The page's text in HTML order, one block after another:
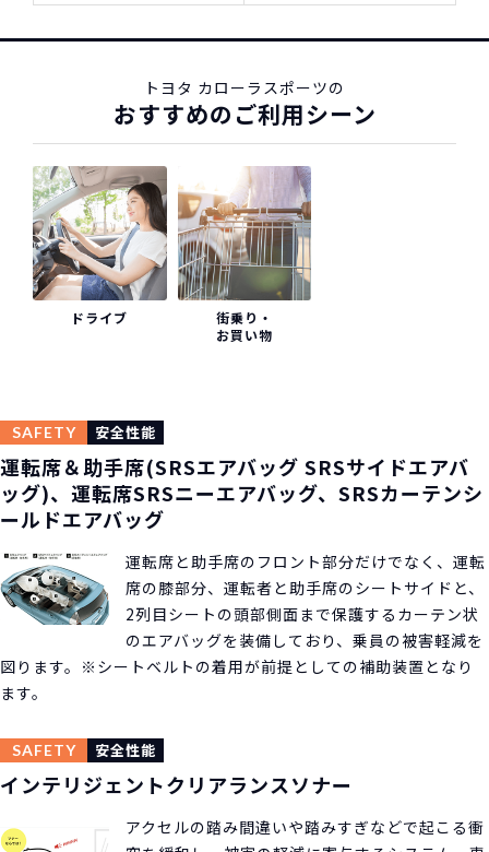
トヨタ カローラスポーツの
おすすめのご利用シーン
ドライブ
街乗り・
お買い物
運転席＆助手席(SRSエアバッグ SRSサイドエアバ
ッグ)、運転席SRSニーエアバッグ、SRSカーテンシ
ールドエアバッグ
運転席と助手席のフロント部分だけでなく、運転
席の膝部分、運転者と助手席のシートサイドと、
2列目シートの頭部側面まで保護するカーテン状
のエアバッグを装備しており、乗員の被害軽減を
図ります。※シートベルトの着用が前提としての補助装置となり
ます。
インテリジェントクリアランスソナー
アクセルの踏み間違いや踏みすぎなどで起こる衝